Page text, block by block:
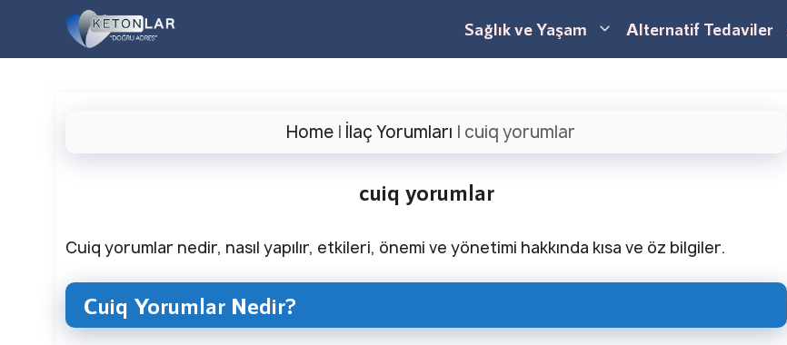
Sağlık ve Yaşam Alternatif Tedaviler
Home | İlaç Yorumları | cuiq yorumlar
cuiq yorumlar
Cuiq yorumlar nedir, nasıl yapılır, etkileri, önemi ve yönetimi hakkında kısa ve öz bilgiler.
Cuiq Yorumlar Nedir?